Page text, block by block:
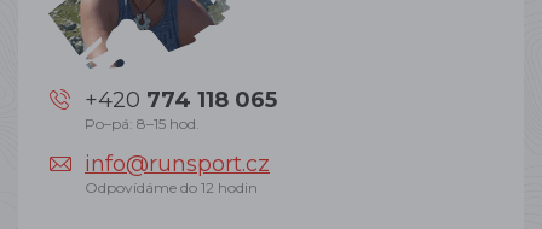
+420 774 118 065
Po–pá: 8–15 hod.
info@runsport.cz
Odpovídáme do 12 hodin